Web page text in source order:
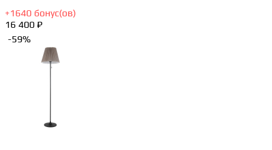
+1640 бонус(ов)
16 400 ₽
-59%